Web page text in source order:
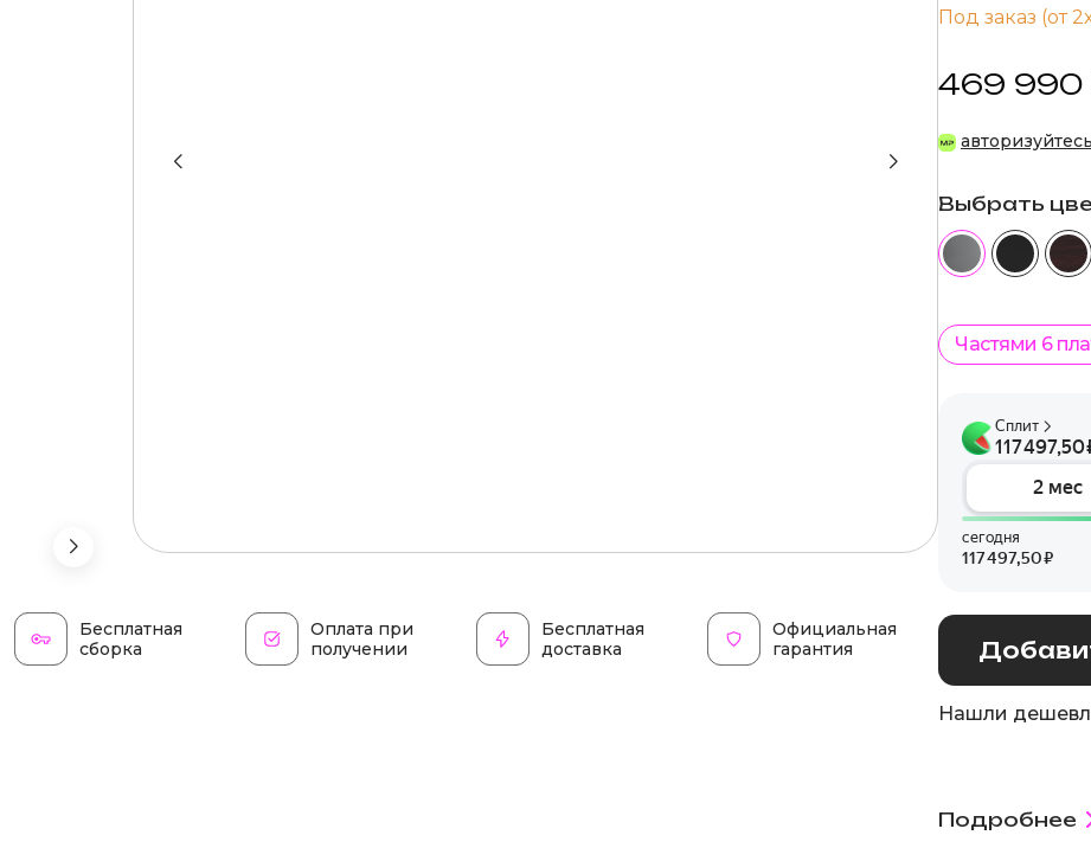
Бесплатная
сборка
Оплата при
получении
Бесплатная
доставка
Официальная
гарантия
Под заказ (от
469 990
авторизуйтесь
Выбрать
Частями 6
Нашли
Подробнее